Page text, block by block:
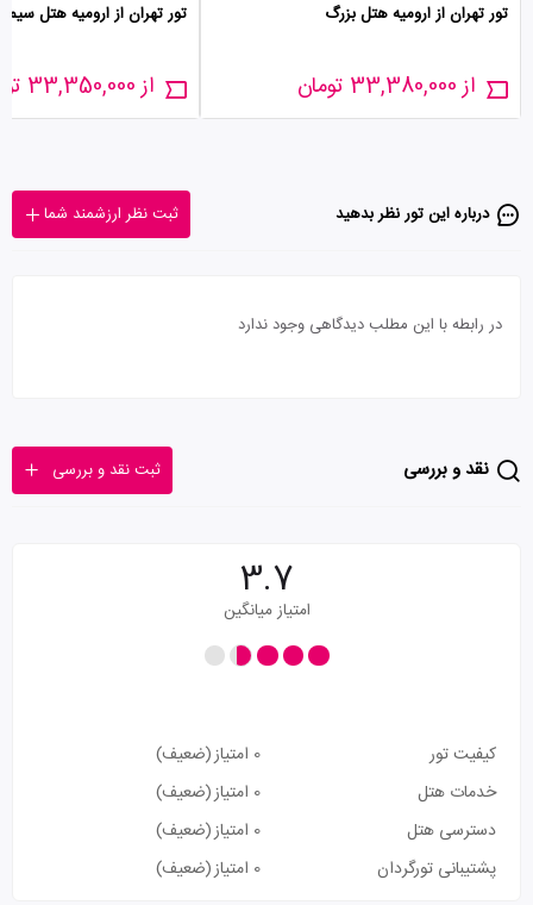
تور تهران از ارومیه هتل بزرگ
از 33,380,000 تومان
تور تهران از ارومیه هتل
از 33,350,000 تومان
درباره این تور‌ نظر بدهید ثبت نظر ارزشمند شما
در رابطه با این مطلب دیدگاهی وجود ندارد
نقد و بررسی ثبت نقد و بررسی
3.7
امتیاز میانگین
کیفیت تور 0 امتیاز
(ضعیف)
خدمات هتل
0 امتیاز
(ضعیف)
دسترسی هتل
0 امتیاز
(ضعیف)
پشتیبانی تورگردان
0 امتیاز (ضعیف)